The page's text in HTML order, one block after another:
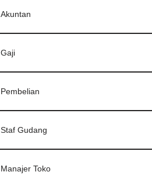
Akuntan
Gaji
Pembelian
Staf Gudang
Manajer Toko